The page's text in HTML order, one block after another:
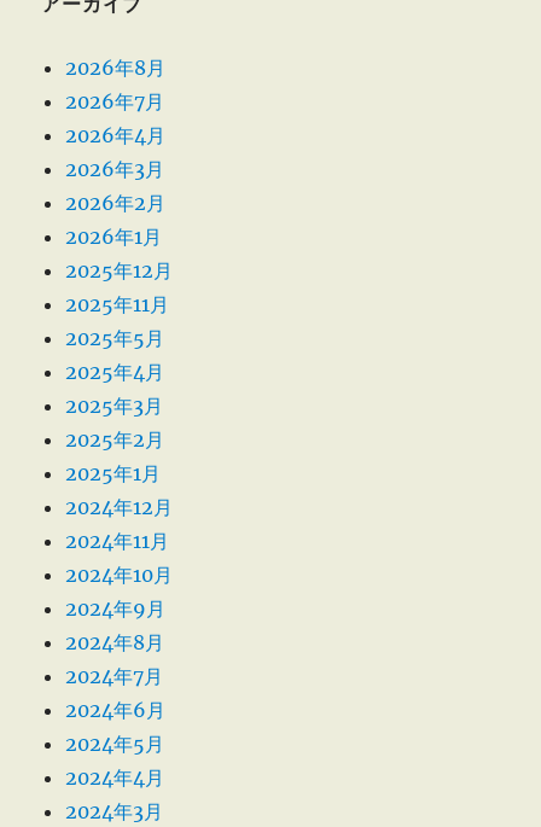
2026年8月
2026年7月
2026年4月
2026年3月
2026年2月
2026年1月
2025年12月
2025年11月
2025年5月
2025年4月
2025年3月
2025年2月
2025年1月
2024年12月
2024年11月
2024年10月
2024年9月
2024年8月
2024年7月
2024年6月
2024年5月
2024年4月
2024年3月